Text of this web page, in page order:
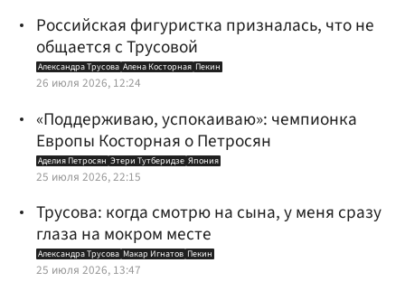
Российская фигуристка призналась, что не
общается с Трусовой
Александра Трусова Алена Косторная Пекин
26 июля 2026, 12:24
«Поддерживаю, успокаиваю»: чемпионка
Европы Косторная о Петросян
Аделия Петросян Этери Тутберидзе Япония
25 июля 2026, 22:15
Трусова: когда смотрю на сына, у меня сразу
глаза на мокром месте
Александра Трусова Макар Игнатов Пекин
25 июля 2026, 13:47